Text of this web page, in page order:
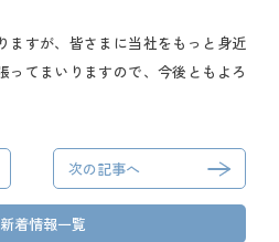
ますが、皆さまに当社をもっと身近
ってまいりますので、今後ともよろ
次の記事へ
新着情報一覧